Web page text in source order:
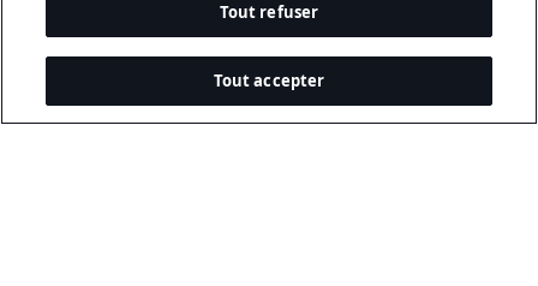
Tout refuser
Tout accepter